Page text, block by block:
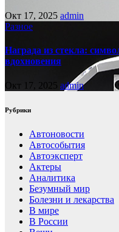
Окт 17, 2025 admin
Разное
Награда из стекла:
вдохновения
Окт 17, 2025 admin
Рубрики
Автоновости
Автособытия
Автоэксперт
Актеры
Аналитика
Безумный мир
Болезни и лекарства
В мире
В России